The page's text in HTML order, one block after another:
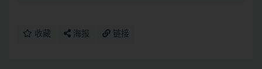
收藏 海报 链接